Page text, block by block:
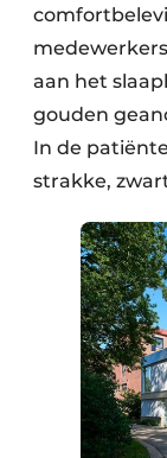
aan het
gouden
In de
strakke,